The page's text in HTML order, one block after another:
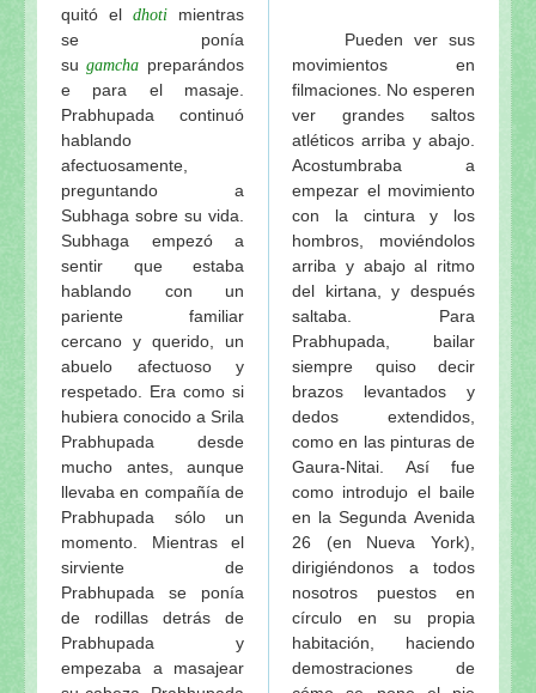
quitó el dhoti mientras
se ponía
su gamcha preparándos
e para el masaje.
Prabhupada continuó
hablando
afectuosamente,
preguntando a
Subhaga sobre su vida.
Subhaga empezó a
sentir que estaba
hablando con un
pariente familiar
cercano y querido, un
abuelo afectuoso y
respetado. Era como si
hubiera conocido a Srila
Prabhupada desde
mucho antes, aunque
llevaba en compañía de
Prabhupada sólo un
momento. Mientras el
sirviente de
Prabhupada se ponía
de rodillas detrás de
Prabhupada y
empezaba a masajear
Pueden ver sus
movimientos en
filmaciones. No esperen
ver grandes saltos
atléticos arriba y abajo.
Acostumbraba a
empezar el movimiento
con la cintura y los
hombros, moviéndolos
arriba y abajo al ritmo
del kirtana, y después
saltaba. Para
Prabhupada, bailar
siempre quiso decir
brazos levantados y
dedos extendidos,
como en las pinturas de
Gaura-Nitai. Así fue
como introdujo el baile
en la Segunda Avenida
26 (en Nueva York),
dirigiéndonos a todos
nosotros puestos en
círculo en su propia
habitación, haciendo
demostraciones de